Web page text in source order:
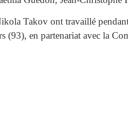
Takov ont travaillé
en partenariat avec la